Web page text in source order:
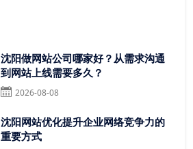
沈阳做网站公司哪家好？从需求沟通
到网站上线需要多久？
2026-08-08
沈阳网站优化提升企业网络竞争力的
重要方式